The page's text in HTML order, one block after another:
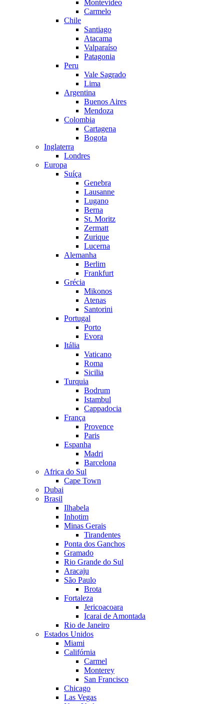
Montevideo
Carmelo
Chile
Santiago
Atacama
Valparaíso
Patagonia
Peru
Vale Sagrado
Lima
Argentina
Buenos Aires
Mendoza
Colombia
Cartagena
Bogota
Inglaterra
Londres
Europa
Suíça
Genebra
Lausanne
Lugano
Berna
St. Moritz
Zermatt
Zurique
Lucerna
Alemanha
Berlim
Frankfurt
Grécia
Mikonos
Atenas
Santorini
Portugal
Porto
Evora
Itália
Vaticano
Roma
Sicilia
Turquia
Bodrum
Istambul
Cappadocia
França
Provence
Paris
Espanha
Madri
Barcelona
Africa do Sul
Cape Town
Dubai
Brasil
Ilhabela
Inhotim
Minas Gerais
Tirandentes
Ponta dos Ganchos
Gramado
Rio Grande do Sul
Aracaju
São Paulo
Brota
Fortaleza
Jericoacoara
Icarai de Amontada
Rio de Janeiro
Estados Unidos
Miami
Califórnia
Carmel
Monterey
San Francisco
Chicago
Las Vegas